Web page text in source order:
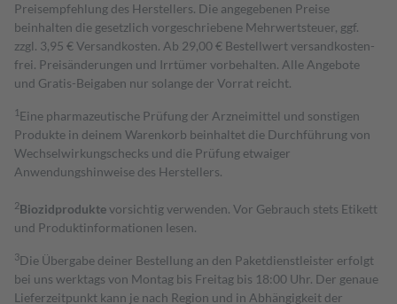
Preisempfehlung des Herstellers. Die angegebenen Preise
beinhalten die gesetzlich vorgeschriebene Mehrwertsteuer, ggf.
zzgl. 3,95 € Versandkosten. Ab 29,00 € Bestell­wert versand­kosten­
frei. Preisänderungen und Irrtümer vorbehalten. Alle Angebote
und Gratis-Beigaben nur solange der Vorrat reicht.
1 Eine pharmazeutische Prüfung der Arzneimittel und sonstigen
Produkte in deinem Warenkorb beinhaltet die Durchführung von
Wechselwirkungschecks und die Prüfung etwaiger
Anwendungshinweise des Herstellers.
2Biozidproduktevorsichtig verwenden. Vor Gebrauch stets Etikett
und Produktinformationen lesen.
3Die Übergabe deiner Bestellung an den Paketdienstleister erfolgt
bei uns werktags von Montag bis Freitag bis 18:00 Uhr. Der genaue
Lieferzeitpunkt kann je nach Region und in Abhängigkeit der